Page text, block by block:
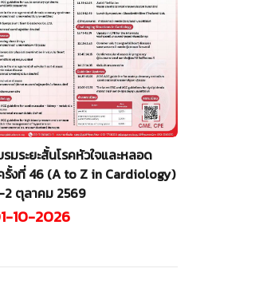
มระยะสั้นโรคหัวใจและหลอด
รั้งที่ 46 (A to Z in Cardiology)
2 ตุลาคม 2569
10-2026